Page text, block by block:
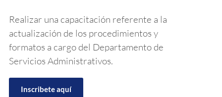
Realizar una capacitación referente a la
actualización de los procedimientos y
formatos a cargo del Departamento de
Servicios Administrativos.
Inscribete aquí